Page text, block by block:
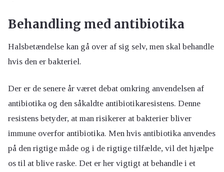
Behandling med antibiotika
Halsbetændelse kan gå over af sig selv, men skal behandle
hvis den er bakteriel.
Der er de senere år været debat omkring anvendelsen af
antibiotika og den såkaldte antibiotikaresistens. Denne
resistens betyder, at man risikerer at bakterier bliver
immune overfor antibiotika. Men hvis antibiotika anvendes
på den rigtige måde og i de rigtige tilfælde, vil det hjælpe
os til at blive raske. Det er her vigtigt at behandle i et